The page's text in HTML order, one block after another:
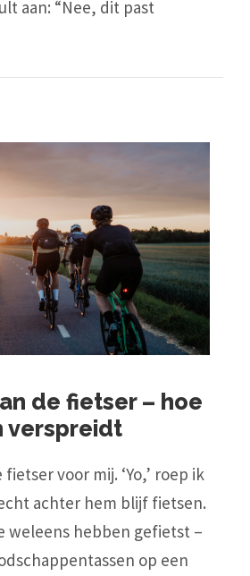
aan: “Nee, dit past
de fietser – hoe
verspreidt
voor mij. ‘Yo,’ roep ik
achter hem blijf fietsen.
weleens hebben gefietst –
op een